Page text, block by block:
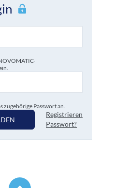
zugehörige Passwort an.
Registrieren
Passwort?